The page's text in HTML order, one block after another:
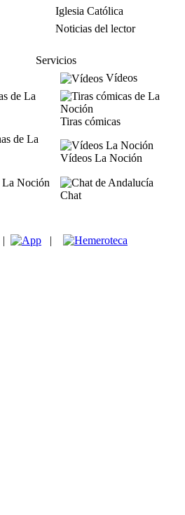
Iglesia Católica
Noticias del lector
Servicios
Vídeos
Tiras cómicas
Vídeos La Noción
Chat
| |